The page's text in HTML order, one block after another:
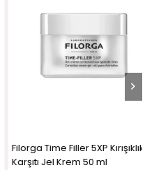
Filorga Time Filler 5XP Kırışıklık
Karşıtı Jel Krem 50 ml